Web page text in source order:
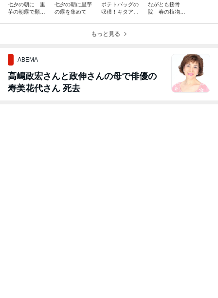
七夕の朝に 里
芋の朝露で願い
七夕の朝に里芋
の露を集めて
ポテトバッグの
収穫！キタアカ
ながとも接骨
院 春の植物大
もっと見る
ABEMA
高嶋政宏さんと政伸さんの母で俳優の
寿美花代さん 死去